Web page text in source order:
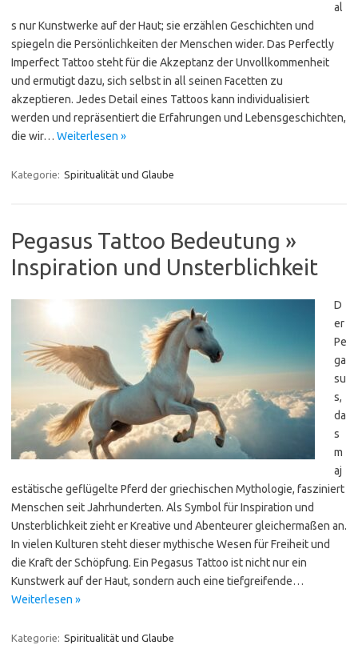
al
s nur Kunstwerke auf der Haut; sie erzählen Geschichten und
spiegeln die Persönlichkeiten der Menschen wider. Das Perfectly
Imperfect Tattoo steht für die Akzeptanz der Unvollkommenheit
und ermutigt dazu, sich selbst in all seinen Facetten zu
akzeptieren. Jedes Detail eines Tattoos kann individualisiert
werden und repräsentiert die Erfahrungen und Lebensgeschichten,
die wir… Weiterlesen »
Kategorie: Spiritualität und Glaube
Pegasus Tattoo Bedeutung »
Inspiration und Unsterblichkeit
D
er
Pe
ga
su
s,
da
s
m
aj
estätische geflügelte Pferd der griechischen Mythologie, fasziniert
Menschen seit Jahrhunderten. Als Symbol für Inspiration und
Unsterblichkeit zieht er Kreative und Abenteurer gleichermaßen an.
In vielen Kulturen steht dieser mythische Wesen für Freiheit und
die Kraft der Schöpfung. Ein Pegasus Tattoo ist nicht nur ein
Kunstwerk auf der Haut, sondern auch eine tiefgreifende…
Weiterlesen »
Kategorie: Spiritualität und Glaube